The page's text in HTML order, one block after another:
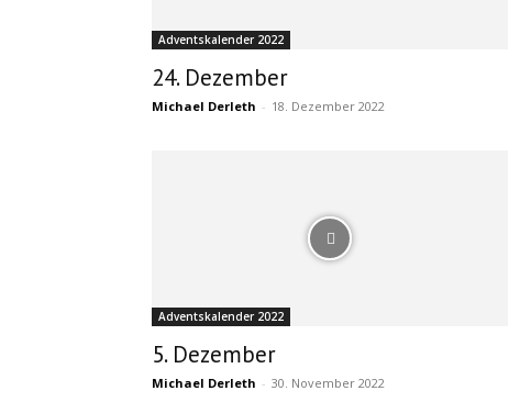
Adventskalender 2022
24. Dezember
Michael Derleth - 18. Dezember 2022
Adventskalender 2022
5. Dezember
Michael Derleth - 30. November 2022